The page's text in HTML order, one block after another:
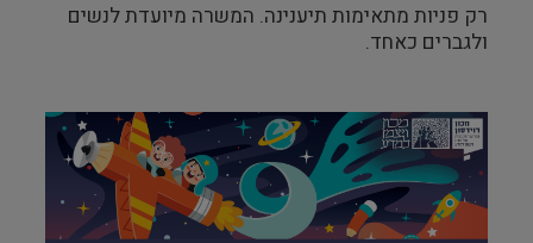
רק פניות מתאימות תיענינה. המשרה מיועדת לנשים
ולגברים כאחד.